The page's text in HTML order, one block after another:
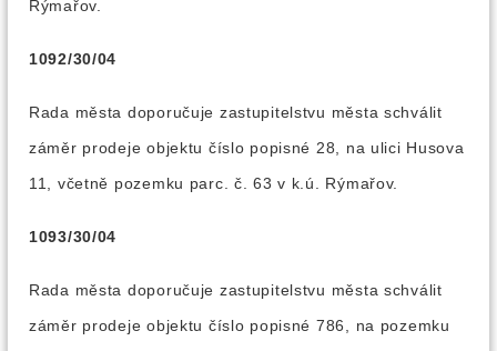
Rýmařov.
1092/30/04
Rada města doporučuje zastupitelstvu města schválit
záměr prodeje objektu číslo popisné 28, na ulici Husova
11, včetně pozemku parc. č. 63 v k.ú. Rýmařov.
1093/30/04
Rada města doporučuje zastupitelstvu města schválit
záměr prodeje objektu číslo popisné 786, na pozemku